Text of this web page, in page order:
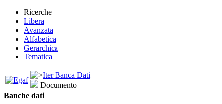
Ricerche
Libera
Avanzata
Alfabetica
Gerarchica
Tematica
Iter Banca Dati
Documento
Banche dati